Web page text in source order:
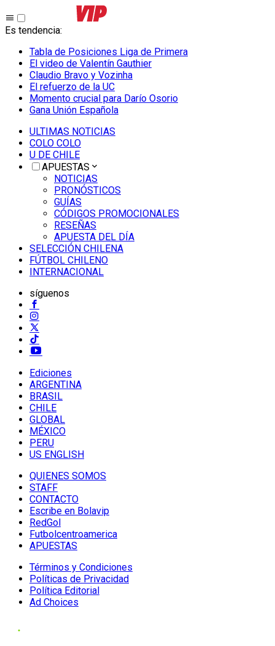
Es tendencia:
Tabla de Posiciones Liga de Primera
El video de Valentín Gauthier
Claudio Bravo y Vozinha
El refuerzo de la UC
Momento crucial para Darío Osorio
Gana Unión Española
ULTIMAS NOTICIAS
COLO COLO
U DE CHILE
APUESTAS
NOTICIAS
PRONÓSTICOS
GUÍAS
CÓDIGOS PROMOCIONALES
RESEÑAS
APUESTA DEL DÍA
SELECCIÓN CHILENA
FÚTBOL CHILENO
INTERNACIONAL
síguenos
Ediciones
ARGENTINA
BRASIL
CHILE
GLOBAL
MÉXICO
PERU
US ENGLISH
QUIENES SOMOS
STAFF
CONTACTO
Escribe en Bolavip
RedGol
Futbolcentroamerica
APUESTAS
Términos y Condiciones
Políticas de Privacidad
Política Editorial
Ad Choices